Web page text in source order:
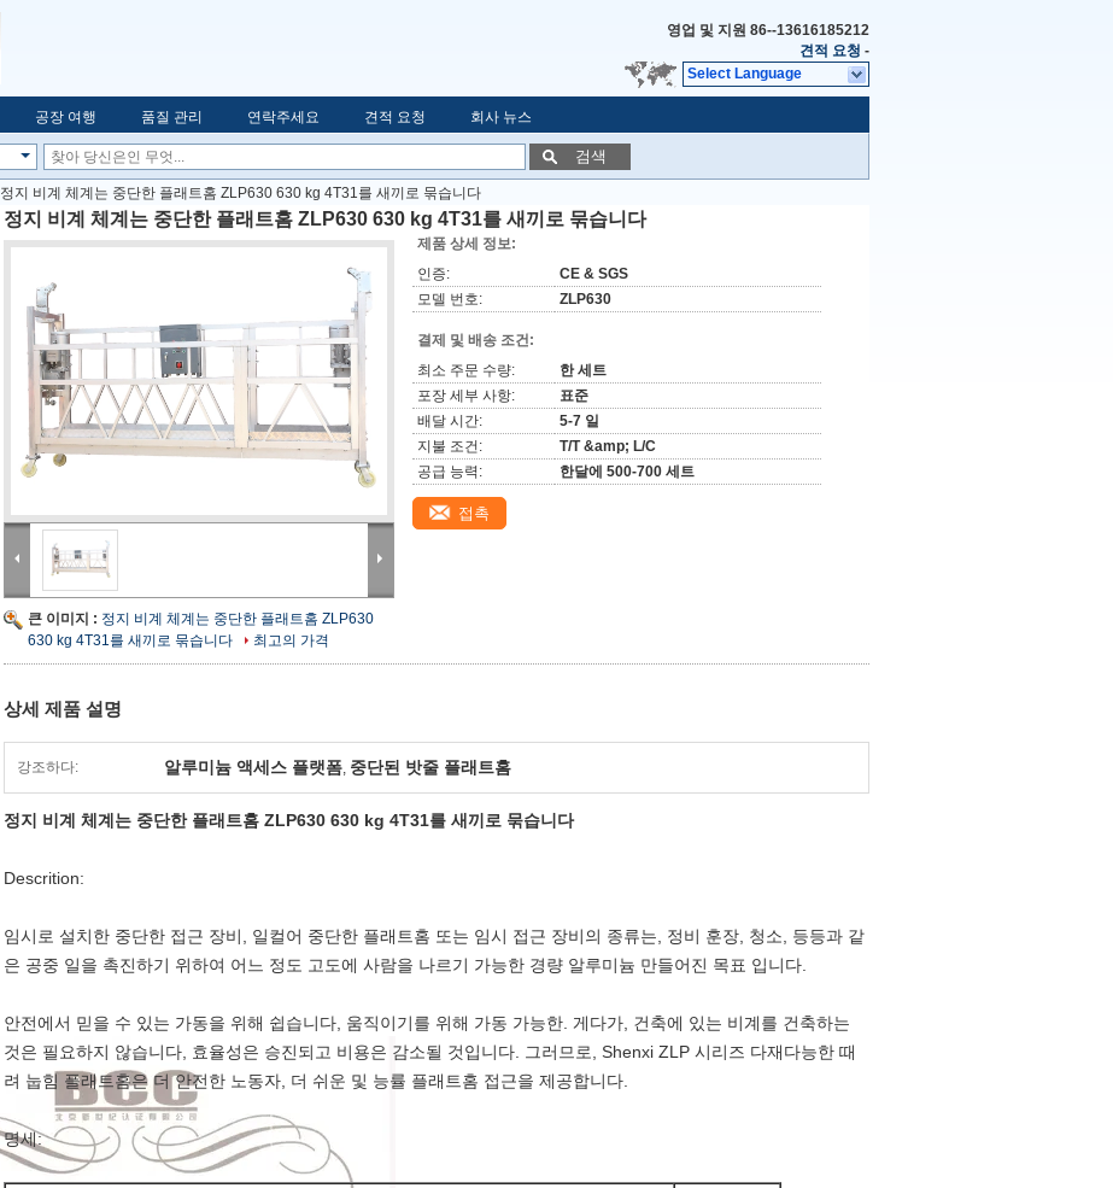
영업 및 지원 86--13616185212
견적 요청 -
Select Language
공장 여행 품질 관리 연락주세요 견적 요청 회사 뉴스
검색
정지 비계 체계는 중단한 플래트홈 ZLP630 630 kg 4T31를 새끼로 묶습니다
정지 비계 체계는 중단한 플래트홈 ZLP630 630 kg 4T31를 새끼로 묶습니다
큰 이미지 : 정지 비계 체계는 중단한 플래트홈 ZLP630
630 kg 4T31를 새끼로 묶습니다
최고의 가격
제품 상세 정보:
인증:
CE & SGS
모델 번호:
ZLP630
결제 및 배송 조건:
최소 주문 수량:
한 세트
포장 세부 사항:
표준
배달 시간:
5-7 일
지불 조건:
T/T &amp; L/C
공급 능력:
한달에 500-700 세트
접촉
상세 제품 설명
강조하다: 알루미늄 액세스 플랫폼, 중단된 밧줄 플래트홈
정지 비계 체계는 중단한 플래트홈 ZLP630 630 kg 4T31를 새끼로 묶습니다
Descrition:
임시로 설치한 중단한 접근 장비, 일컬어 중단한 플래트홈 또는 임시 접근 장비의 종류는, 정비 훈장, 청소, 등등과 같
은 공중 일을 촉진하기 위하여 어느 정도 고도에 사람을 나르기 가능한 경량 알루미늄 만들어진 목표 입니다.
안전에서 믿을 수 있는 가동을 위해 쉽습니다, 움직이기를 위해 가동 가능한. 게다가, 건축에 있는 비계를 건축하는
것은 필요하지 않습니다, 효율성은 승진되고 비용은 감소될 것입니다. 그러므로, Shenxi ZLP 시리즈 다재다능한 때
려 눕힘 플래트홈은 더 안전한 노동자, 더 쉬운 및 능률 플래트홈 접근을 제공합니다.
명세: